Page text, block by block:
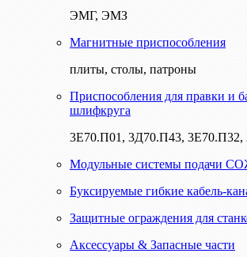
ЭМГ, ЭМЗ
Магнитные приспособления
плиты, столы, патроны
Приспособления для правки и
шлифкруга
3Е70.П01, 3Д70.П43, 3Е70.П32,
Модульные системы подачи
Буксируемые гибкие кабель-
Защитные ограждения для
Аксессуары & Запасные части